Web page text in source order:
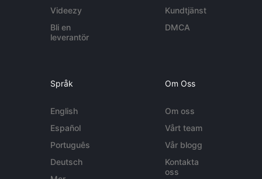
Videezy
Bli en
leverantör
Kundtjänst
DMCA
Språk
English
Español
Português
Deutsch
Om Oss
Om oss
Vårt team
Vår blogg
Kontakta
oss